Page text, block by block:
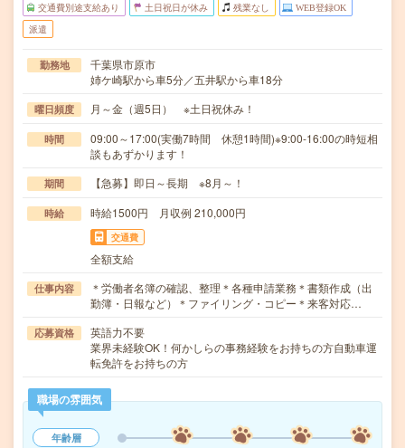
交通費別途支給あり 土日祝日が休み 残業なし WEB登録OK
派遣
勤務地
千葉県市原市
姉ケ崎駅から車5分／五井駅から車18分
曜日頻度 月～金（週5日） ※土日祝休み！
時間
09:00～17:00(実働7時間 休憩1時間)※9:00-16:00の時短相
談もあずかります！
期間 【急募】即日～長期 ※8月～！
時給 時給1500円 月収例 210,000円
交通費
全額支給
仕事内容
＊労働者名簿の確認、整理＊各種申請業務＊書類作成（出
勤簿・日報など）＊ファイリング・コピー＊来客対応…
応募資格
英語力不要
業界未経験OK！何かしらの事務経験をお持ちの方自動車運
転免許をお持ちの方
職場の雰囲気
年齢層